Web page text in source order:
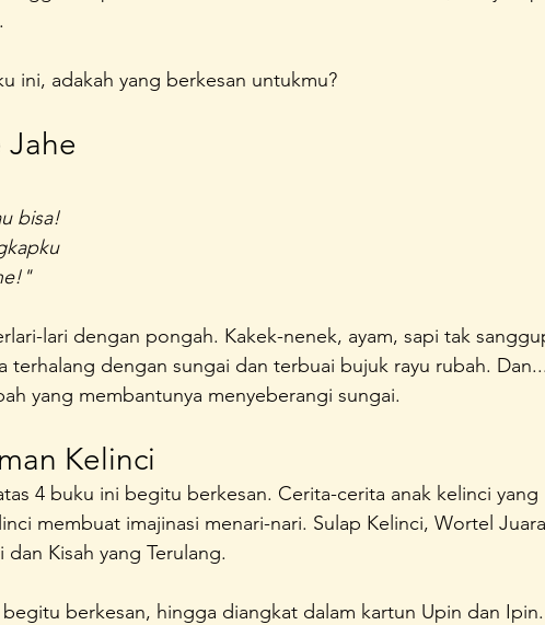
Sayang
ini, adakah yang berkesan untukmu?
Jahe
bisa!
lari dengan pongah. Kakek-nenek, ayam, sapi tak
terhalang dengan sungai dan terbuai bujuk rayu rubah.
yang membantunya menyeberangi sungai.
Kelinci
4 buku ini begitu berkesan. Cerita-cerita anak kelinci yang
membuat imajinasi menari-nari. Sulap Kelinci, Wortel
dan Kisah yang Terulang.
begitu berkesan, hingga diangkat dalam kartun Upin dan